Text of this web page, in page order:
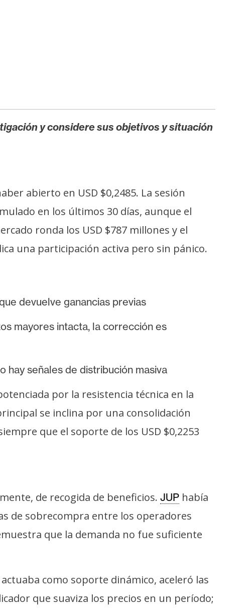
y considere sus objetivos y situación
abierto en USD $0,2485. La sesión
en los últimos 30 días, aunque el
ronda los USD $787 millones y el
una participación activa pero sin pánico.
devuelve ganancias previas
mayores intacta, la corrección es
hay señales de distribución masiva
por la resistencia técnica en la
se inclina por una consolidación
que el soporte de los USD $0,2253
de recogida de beneficios. JUP había
de sobrecompra entre los operadores
que la demanda no fue suficiente
como soporte dinámico, aceleró las
que suaviza los precios en un período;